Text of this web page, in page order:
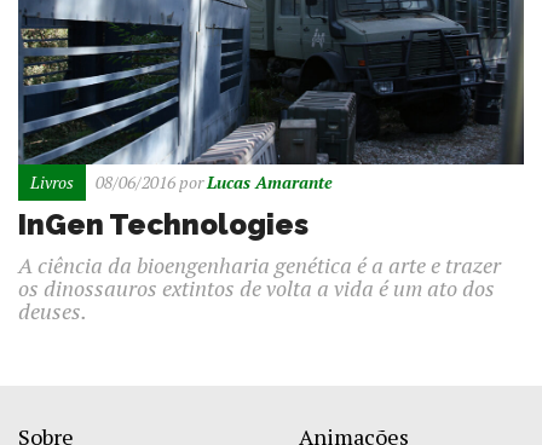
Livros 08/06/2016 por Lucas Amarante
InGen Technologies
A ciência da bioengenharia genética é a arte e trazer
os dinossauros extintos de volta a vida é um ato dos
deuses.
Sobre Animações